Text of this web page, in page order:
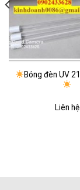
Bóng đèn UV
Liên hệ